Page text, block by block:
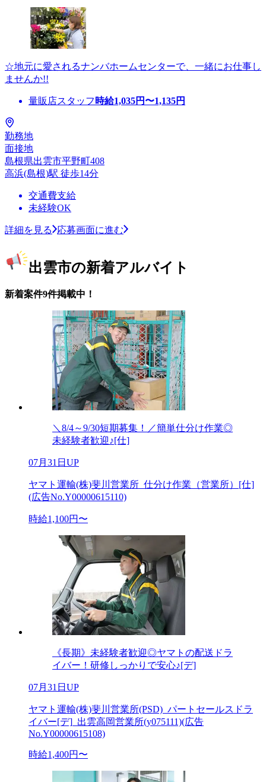
☆地元に愛されるナンバホームセンターで、一緒にお仕事し
ませんか!!
量販店スタッフ 時給1,035円〜1,135円
勤務地
面接地
島根県出雲市平野町408
高浜(島根)駅 徒歩14分
交通費支給
未経験OK
詳細を見る 応募画面に進む
出雲市の新着アルバイト
新着案件9件掲載中！
＼8/4～9/30短期募集！／簡単仕分け作業◎
未経験者歓迎♪[仕]
07月31日UP
ヤマト運輸(株)斐川営業所_仕分け作業（営業所）[仕]
(広告No.Y00000615110)
時給1,100円〜
《長期》未経験者歓迎◎ヤマトの配送ドラ
イバー！研修しっかりで安心♪[デ]
07月31日UP
ヤマト運輸(株)斐川営業所(PSD)_パートセールスドラ
イバー[デ]_出雲高岡営業所(y075111)(広告
No.Y00000615108)
時給1,400円〜